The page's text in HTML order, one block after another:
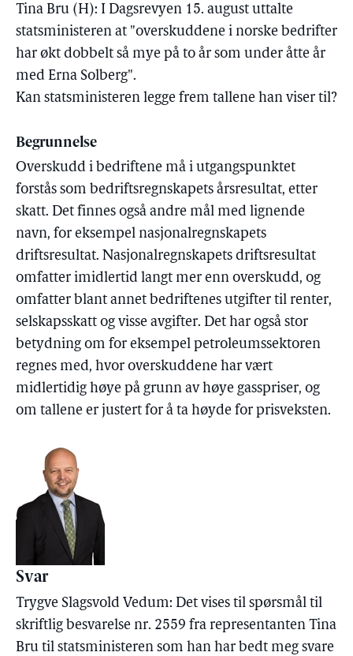
Tina Bru (H): I Dagsrevyen 15. august uttalte
statsministeren at "overskuddene i norske bedrifter
har økt dobbelt så mye på to år som under åtte år
med Erna Solberg".
Kan statsministeren legge frem tallene han viser til?
Begrunnelse
Overskudd i bedriftene må i utgangspunktet
forstås som bedriftsregnskapets årsresultat, etter
skatt. Det finnes også andre mål med lignende
navn, for eksempel nasjonalregnskapets
driftsresultat. Nasjonalregnskapets driftsresultat
omfatter imidlertid langt mer enn overskudd, og
omfatter blant annet bedriftenes utgifter til renter,
selskapsskatt og visse avgifter. Det har også stor
betydning om for eksempel petroleumssektoren
regnes med, hvor overskuddene har vært
midlertidig høye på grunn av høye gasspriser, og
om tallene er justert for å ta høyde for prisveksten.
Svar
Trygve Slagsvold Vedum: Det vises til spørsmål til
skriftlig besvarelse nr. 2559 fra representanten Tina
Bru til statsministeren som han har bedt meg svare